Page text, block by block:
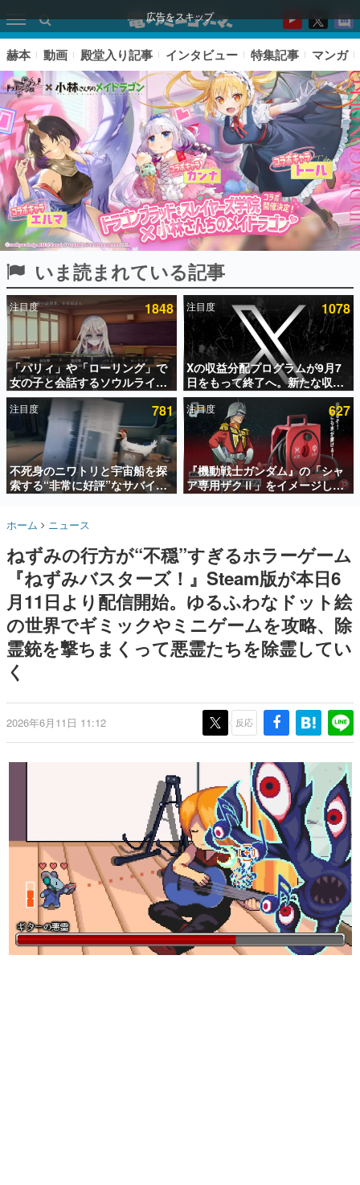
広告をスキップ
ピックアップ
電ファミのいま読まれている記事ランキング
アプリセール情報
インタビュー
連載・特集一覧
殿堂入り記事
SNS拡散数が数千以上！ ページビュー数万以上！ などな
ど。多くの人々に読まれた、電ファミ渾身の“殿堂入り”記
事をまとめました。
名作ゲームクリエイターの方々に製作時のエピソードをお
きます。
赫本
この物語を解いてはいけない。『赫本』は、〈試験問題〉
の形をした短編ホラー小説集です。
新世代に訊く
これからのデジタルゲーム市場を担う若きクリエイター達
ゲーム世代の作家たち
ゲームに多大な影響を受けた作家さんに取材し、ゲームが
日本のコンテンツ産業やカルチャーに与えた影響を探る企
画です。
日本モバイルゲーム産業史
日本のモバイルゲーム史における主要なトピック・タイト
ルを網羅するほか、開発者へのインタビューや識者による
解説を掲載。約20年の歴史が一望できる決定版！
若ゲのいたり〜ゲームクリエイターの青春〜
『うつヌケ』『ペンと箸』等で知られるマンガ家・田中圭
一先生によるゲーム業界レポートマンガです。
なんでゲームは面白い？
ゲーム開発者・hamatsu氏がゲームの魅力を画面や操作の
具体的な形から解き明かしていく、硬派で骨太な評論連載
です。
赫本 動画 殿堂入り記事 インタビュー 特集記事 マンガ
いま読まれている記事
注目度 1848
「パリィ」や「ローリング」で
女の子と会話するソウルライク
恋愛ゲーム『小早川さんはソウ
ルライク』無料公開。返事に失
敗すると「YOU DIED」
注目度 1078
Xの収益分配プログラムが9月7
日をもって終了へ。新たな収益
化制度「Original Content
Rewards Program」を発表
注目度 781
不死身のニワトリと宇宙船を探
索する“非常に好評”なサバイバ
ルゲーム『Breathedge』が無
月10日まで
注目度 627
『機動戦士ガンダム』の「シャ
ア専用ザクⅡ」をイメージした
散水ホースリールが予約開始。
ホーム ニュース
ねずみの行方が“不穏”すぎるホラーゲーム
『ねずみバスターズ！』Steam版が本日6
月11日より配信開始。ゆるふわなドット絵
の世界でギミックやミニゲームを攻略、除
霊銃を撃ちまくって悪霊たちを除霊してい
く
2026年6月11日 11:12 反応